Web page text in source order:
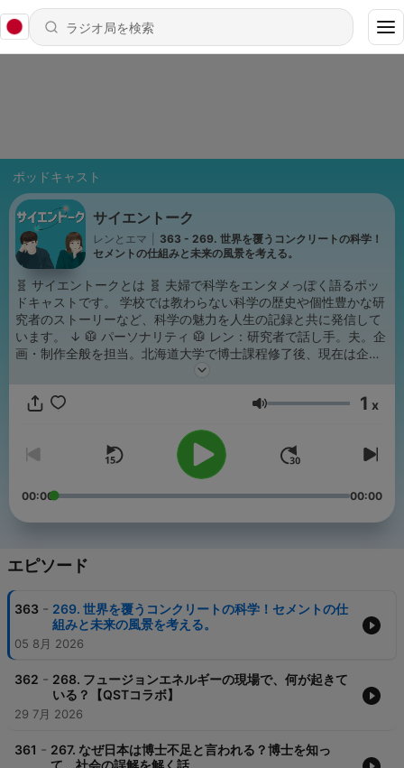
ポッドキャスト
サイエントーク
レンとエマ
363 - 269. 世界を覆うコンクリートの科学！
セメントの仕組みと未来の風景を考える。
🧬 サイエントークとは 🧬 夫婦で科学をエンタメっぽく語るポッ
ドキャストです。 学校では教わらない科学の歴史や個性豊かな研
究者のストーリーなど、科学の魅力を人生の記録と共に発信して
います。 ↓ 🥼 パーソナリティ 🥼 レン：研究者で話し手。夫。企
画・制作全般を担当。北海道大学で博士課程修了後、現在は企業
の研究者。趣味は科学者の逸話収集と科学系ポッドキャスト制
修士課程修了後、現在は会社員。カナダ留学やイギリス駐在員を
動を開始。企業や大学、研究機関とのコラボ、イベントやラジオ
出演など少しずつ実績を積み重ね中。 JAPAN PODCAST
AWARDSノミネート(第6回/第7回)。UJA科学広報賞受賞。 ↓ 💎
詳しくは公式サイトへ 💎 https://scien-talk.com/ ↓ 💬 コンタク
格販売により収入を得ています。
音量 1 x
00:00 00:00
エピソード
363 - 269. 世界を覆うコンクリートの科学！セメントの仕
組みと未来の風景を考える。
05 8月 2026
362 - 268. フュージョンエネルギーの現場で、何が起きて
いる？【QSTコラボ】
29 7月 2026
361 - 267. なぜ日本は博士不足と言われる？博士を知っ